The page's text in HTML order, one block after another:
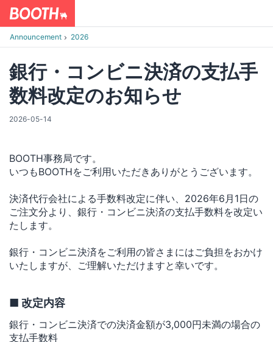
Announcement 2026
銀行・コンビニ決済の支払手
数料改定のお知らせ
2026-05-14
BOOTH事務局です。
いつもBOOTHをご利用いただきありがとうございます。
決済代行会社による手数料改定に伴い、2026年6月1日の
ご注文分より、銀行・コンビニ決済の支払手数料を改定い
たします。
銀行・コンビニ決済をご利用の皆さまにはご負担をおかけ
いたしますが、ご理解いただけますと幸いです。
■ 改定内容
銀行・コンビニ決済での決済金額が3,000円未満の場合の
支払手数料